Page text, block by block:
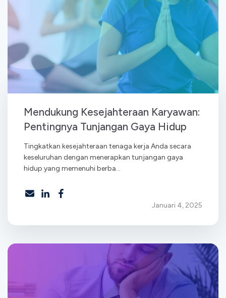
Mendukung Kesejahteraan Karyawan:
Pentingnya Tunjangan Gaya Hidup
Tingkatkan kesejahteraan tenaga kerja Anda secara
keseluruhan dengan menerapkan tunjangan gaya
hidup yang memenuhi berba...
Januari 4, 2025